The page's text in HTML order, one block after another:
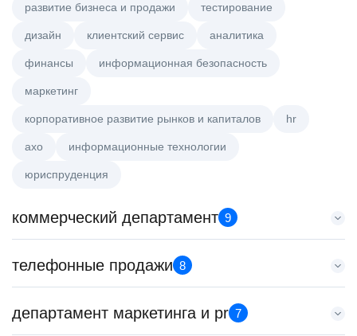
развитие бизнеса и продажи тестирование
дизайн клиентский сервис аналитика
финансы информационная безопасность
маркетинг
корпоративное развитие рынков и капиталов hr
axo информационные технологии
юриспруденция
коммерческий департамент 9
Тренер по развитию компетенций продаж
HeadHunter::Коммерческий департамент
з/п не указана
телефонные продажи 8
Менеджер по продажам в сегменте малого и среднего
бизнеса
департамент маркетинга и pr 7